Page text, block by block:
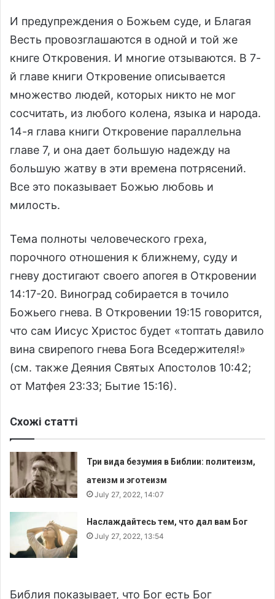
И предупреждения о Божьем суде, и Благая
Весть провозглашаются в одной и той же
книге Откровения. И многие отзываются. В 7-
й главе книги Откровение описывается
множество людей, которых никто не мог
сосчитать, из любого колена, языка и народа.
14-я глава книги Откровение параллельна
главе 7, и она дает большую надежду на
большую жатву в эти времена потрясений.
Все это показывает Божью любовь и
милость.
Тема полноты человеческого греха,
порочного отношения к ближнему, суду и
гневу достигают своего апогея в Откровении
14:17-20. Виноград собирается в точило
Божьего гнева. В Откровении 19:15 говорится,
что сам Иисус Христос будет «топтать давило
вина свирепого гнева Бога Вседержителя!»
(см. также Деяния Святых Апостолов 10:42;
от Матфея 23:33; Бытие 15:16).
Схожі статті
Три вида безумия в Библии: политеизм,
атеизм и эготеизм
July 27, 2022, 14:07
Наслаждайтесь тем, что дал вам Бог
July 27, 2022, 13:54
Библия показывает, что Бог есть Бог